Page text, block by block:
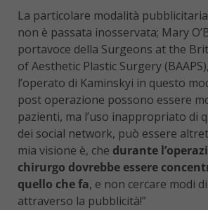
La particolare modalità
non è passata inosservata; Mary
portavoce della Surgeons at the
of Aesthetic Plastic Surgery
l’operato di Kaminskyi in questo
post operazione possono essere
pazienti, ma l’uso inappropriato di
dei social network, può essere
mia visione è, che durante
chirurgo dovrebbe essere
quello che fa, e non cercare modi
attraverso la pubblicità!”